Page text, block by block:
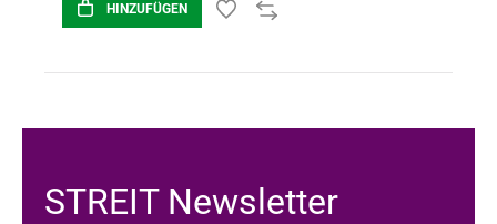
HINZUFÜGEN
STREIT Newsletter